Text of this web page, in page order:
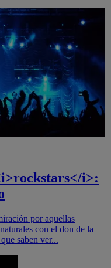
i>:
por aquellas
con el don de la
saben ver...